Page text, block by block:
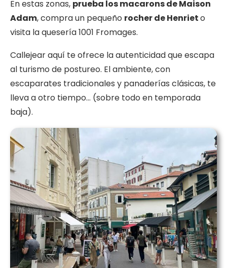
En estas zonas, prueba los macarons de Maison
Adam, compra un pequeño rocher de Henrieto
visita la quesería 1001 Fromages.
Callejear aquí te ofrece la autenticidad que escapa
al turismo de postureo. El ambiente, con
escaparates tradicionales y panaderías clásicas, te
lleva a otro tiempo… (sobre todo en temporada
baja).